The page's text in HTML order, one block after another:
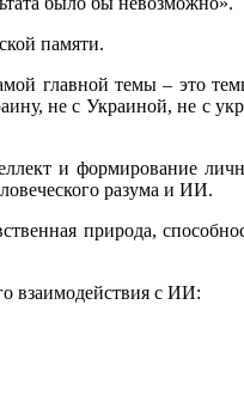
памяти.
главной темы – это
не с Украиной, не с
и формирование
разума и ИИ.
природа,
взаимодействия с ИИ: